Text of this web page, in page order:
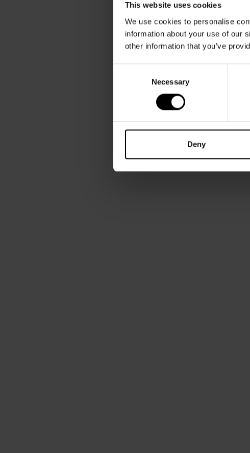
This website uses cookies
We use cookies to personalise
information about your use of our
other information that you’ve
Necessary
Deny